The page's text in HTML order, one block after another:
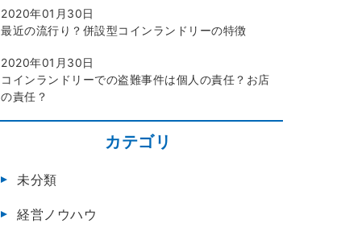
2020年01月30日
最近の流行り？併設型コインランドリーの特徴
2020年01月30日
コインランドリーでの盗難事件は個人の責任？お店
の責任？
カテゴリ
未分類
経営ノウハウ